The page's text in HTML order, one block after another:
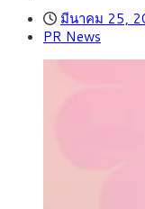
มีนาคม 25,
PR News